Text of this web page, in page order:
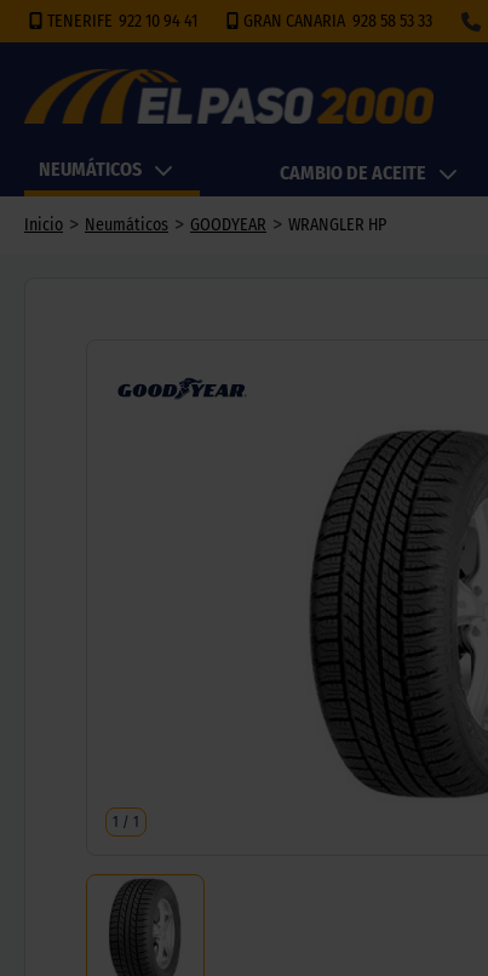
TENERIFE 922 10 94 41 GRAN CANARIA 928 58 53 33
NEUMÁTICOS CAMBIO DE ACEITE
Inicio > Neumáticos > GOODYEAR > WRANGLER HP
1 / 1